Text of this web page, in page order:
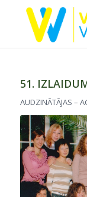
51.
AUDZINĀTĀJAS –